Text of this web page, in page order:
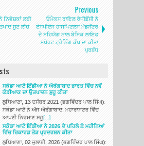
ਨਿਵੇਸ਼ਕਾਂ ਲਈ
ਸੂਟ ਲਾਂਚ
Previous
ਓਮੈਕਸ ਰਾਇਲ ਰੇਜੀਡੇਂਸੀ ਨੇ
ਏਸਪੀਏਸ ਹਾਸਪਿਟਲਸ ਮੇਡਸੇਂਟਰ
ਦੇ ਸਹਿਯੋਗ ਨਾਲ ਬੇਸਿਕ ਲਾਇਫ
ਸਪੋਰਟ ਟ੍ਰੇਨਿੰਗ ਕੈਂਪ ਦਾ ਕੀਤਾ
ਪ੍ਰਬੰਧ
ਸਕੌਡਾ ਆਟੋ ਇੰਡੀਆ ਨੇ ਔਰੰਗਾਬਾਦ ਭਾਰਤ ਵਿੱਚ ਨਵੇਂ
ਕੋਡੀਆਕ ਦਾ ਉਤਪਾਦਨ ਸ਼ੁਰੂ ਕੀਤਾ
ਲੁਧਿਆਣਾ, 13 ਦਸੰਬਰ 2021 (ਭਗਵਿੰਦਰ ਪਾਲ ਸਿੰਘ):
ਸਕੌਡਾ ਆਟੋ ਨੇ ਅੱਜ ਔਰੰਗਾਬਾਦ, ਮਹਾਰਾਸ਼ਟਰ ਵਿੱਚ
ਆਪਣੀ ਨਿਰਮਾਣ ਸਹੂ[...]
ਸਕੋਡਾ ਆਟੋ ਇੰਡੀਆ ਨੇ 2026 ਦੇ ਪਹਿਲੇ ਛੇ ਮਹੀਨਿਆਂ
ਵਿੱਚ ਰਿਕਾਰਡ ਤੋੜ ਪ੍ਰਦਰਸ਼ਨ ਕੀਤਾ
ਲੁਧਿਆਣਾ, 02 ਜੁਲਾਈ, 2026 (ਭਗਵਿੰਦਰ ਪਾਲ ਸਿੰਘ):